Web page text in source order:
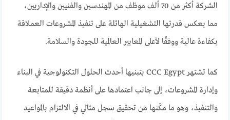
الشركة أكثر من 70 ألف موظف من المهندسين والفنيين والإداريين،
مما يعكس قدرتها التشغيلية الهائلة على تنفيذ المشروعات العملاقة
بكفاءة عالية ووفقًا لأعلى المعايير العالمية للجودة والسلامة.
كما تشتهر CCC Egypt بتبنيها أحدث الحلول التكنولوجية في البناء
وإدارة المشروعات، إلى جانب اعتمادها على أنظمة دقيقة للمتابعة
والتنفيذ، وهو ما مكّنها من تحقيق سجل مثالي في الالتزام بالمواعيد